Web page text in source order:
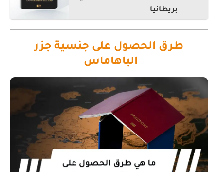
بريطانيا
طرق الحصول على جنسية جزر
الباهاماس